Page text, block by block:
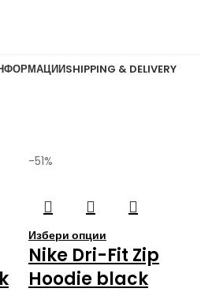
SHIPPING & DELIVERY
-51%
Избери опции
Nike Dri-Fit Zip
Hoodie black